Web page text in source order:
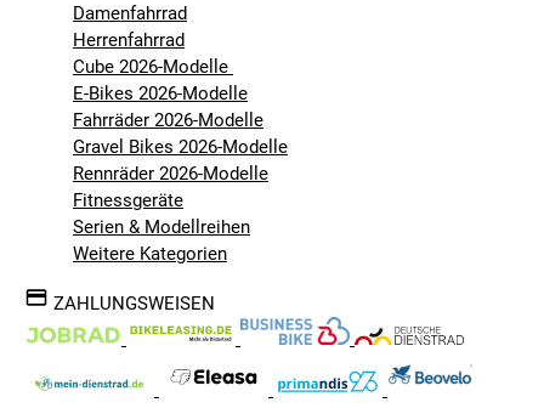
Damenfahrrad
Herrenfahrrad
Cube 2026-Modelle
E-Bikes 2026-Modelle
Fahrräder 2026-Modelle
Gravel Bikes 2026-Modelle
Rennräder 2026-Modelle
Fitnessgeräte
Serien & Modellreihen
Weitere Kategorien
ZAHLUNGSWEISEN